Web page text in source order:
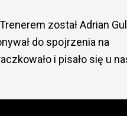
został Adrian
do spojrzenia na
i pisało się u